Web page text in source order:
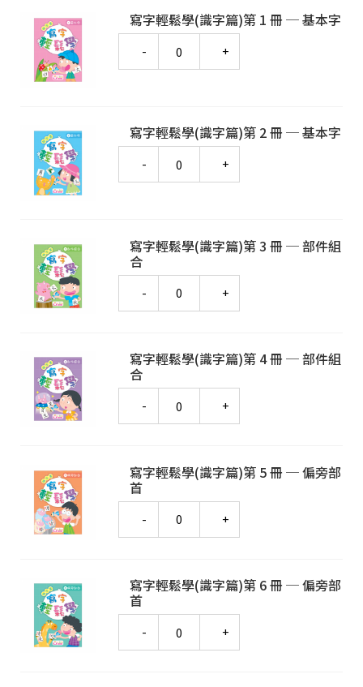
寫字輕鬆學(識字篇)第 1 冊 ─ 基本字
寫字輕鬆學(識字篇)第 2 冊 ─ 基本字
寫字輕鬆學(識字篇)第 3 冊 ─ 部件組
合
寫字輕鬆學(識字篇)第 4 冊 ─ 部件組
合
寫字輕鬆學(識字篇)第 5 冊 ─ 偏旁部
首
寫字輕鬆學(識字篇)第 6 冊 ─ 偏旁部
首